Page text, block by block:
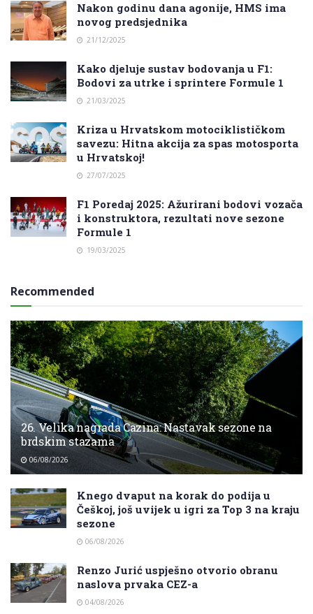
Nakon godinu dana agonije, HMS ima
novog predsjednika
21/12/2025
Kako djeluje sustav bodovanja u F1:
Bodovi za utrke i sprintere Formule 1
21/03/2025
Kriza u Hrvatskom motociklističkom
savezu: Hitna akcija za spas motosporta
u Hrvatskoj!
27/07/2025
F1 Poredaj 2025: Ažurirani bodovi vozača
i konstruktora, rezultati nove sezone
Formule 1
19/03/2025
Recommended
26. Velika nagrada Cazina: Nastavak sezone na
brdskim stazama
06/08/2026
Knego dvaput na korak do podija u
Češkoj, još uvijek u igri za Top 3 na kraju
sezone
06/08/2026
Renzo Jurić uspješno otvorio obranu
naslova prvaka CEZ-a
04/08/2026